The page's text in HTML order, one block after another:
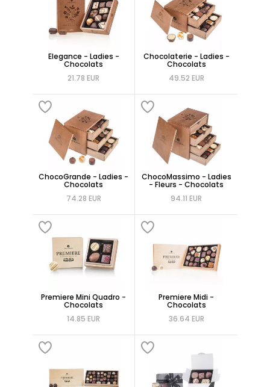
Elegance - Ladies -
Chocolats
21.78 EUR
Chocolaterie - Ladies -
Chocolats
49.52 EUR
ChocoGrande - Ladies -
Chocolats
74.28 EUR
ChocoMassimo - Ladies
- Fleurs - Chocolats
94.11 EUR
Premiere Mini Quadro -
Chocolats
14.85 EUR
Premiere Midi -
Chocolats
36.64 EUR